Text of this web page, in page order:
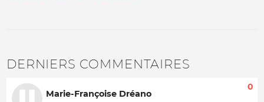
DERNIERS COMMENTAIRES
Marie-Françoise Dréano
0